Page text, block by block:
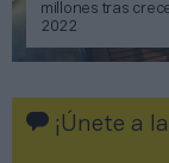
millones tras
2022
¡Únete a